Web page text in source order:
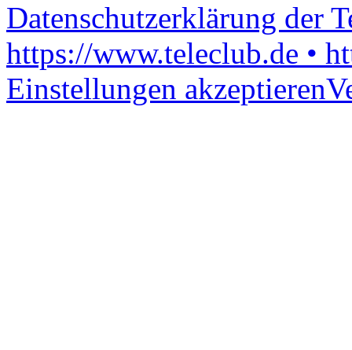
Datenschutzerklärung der
https://www.teleclub.de •
Einstellungen akzeptieren